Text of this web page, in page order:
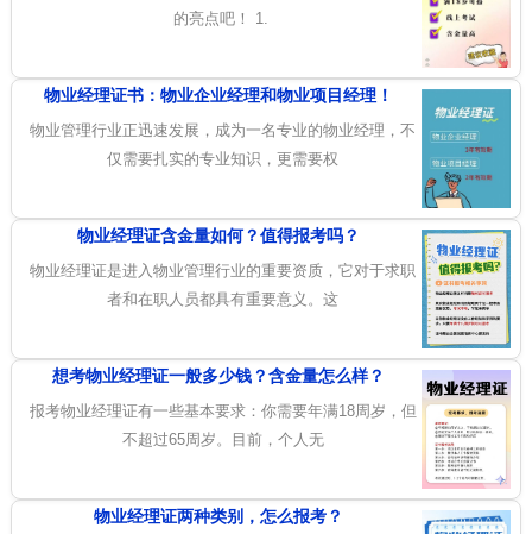
的亮点吧！ 1.
物业经理证书：物业企业经理和物业项目经理！
物业管理行业正迅速发展，成为一名专业的物业经理，不
仅需要扎实的专业知识，更需要权
物业经理证含金量如何？值得报考吗？
物业经理证是进入物业管理行业的重要资质，它对于求职
者和在职人员都具有重要意义。这
想考物业经理证一般多少钱？含金量怎么样？
报考物业经理证有一些基本要求：你需要年满18周岁，但
不超过65周岁。目前，个人无
物业经理证两种类别，怎么报考？